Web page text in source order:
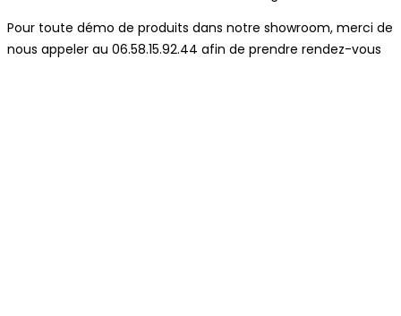
Pour toute démo de produits dans notre showroom, merci de
nous appeler au 06.58.15.92.44 afin de prendre rendez-vous